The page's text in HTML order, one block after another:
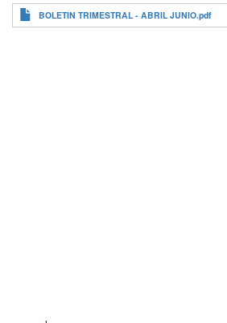
BOLETIN TRIMESTRAL - ABRIL JUNIO.pdf